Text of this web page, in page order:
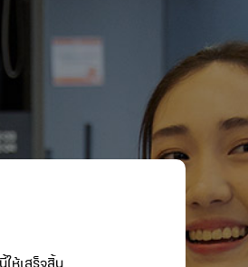
ห้เสร็จสิ้น